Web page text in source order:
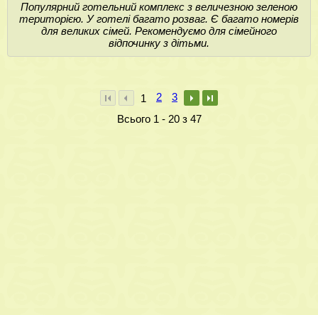
Популярний готельний комплекс з величезною зеленою
територією. У готелі багато розваг. Є багато номерів
для великих сімей. Рекомендуємо для сімейного
відпочинку з дітьми.
1 2
3
Всього 1 - 20 з 47